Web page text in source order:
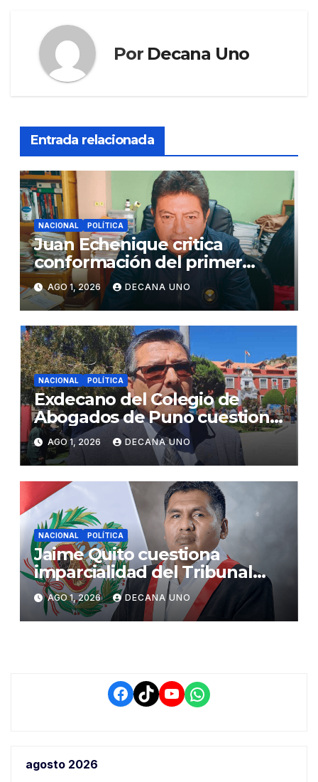
Por Decana Uno
Entrada relacionada
NACIONAL POLÍTICA
Juan Echenique critica
conformación del primer
gabinete ministerial de Keiko
Fujimori
AGO 1, 2026 DECANA UNO
NACIONAL POLÍTICA
Exdecano del Colegio de
Abogados de Puno cuestiona
propuestas sobre seguridad
ciudadana
AGO 1, 2026 DECANA UNO
NACIONAL POLÍTICA
Jaime Quito cuestiona
imparcialidad del Tribunal
Constitucional tras liberación
de Ollanta Humala
AGO 1, 2026 DECANA UNO
Facebook
TikTokYouTube
WhatsApp
agosto 2026